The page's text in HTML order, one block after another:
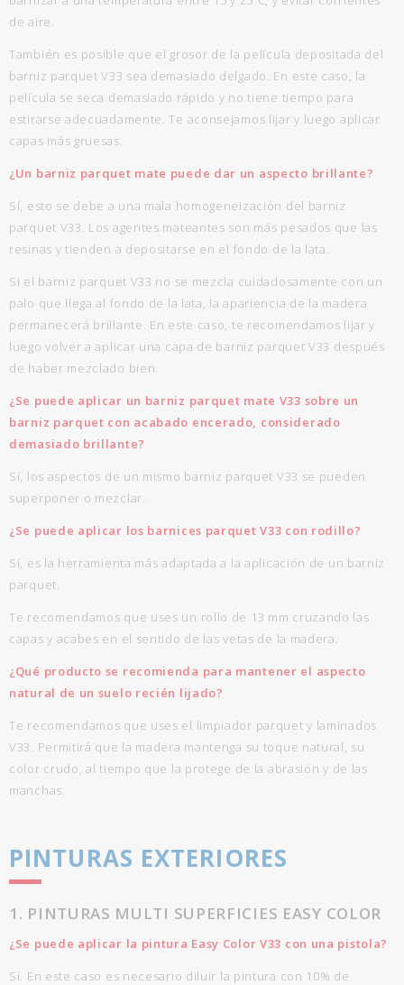
de aire.
También es posible que el grosor de la película depositada del
barniz parquet V33 sea demasiado delgado. En este caso, la
película se seca demasiado rápido y no tiene tiempo para
estirarse adecuadamente. Te aconsejamos lijar y luego aplicar
capas más gruesas.
¿Un barniz parquet mate puede dar un aspecto brillante?
Sí, esto se debe a una mala homogeneización del barniz
parquet V33. Los agentes mateantes son más pesados ​​que las
resinas y tienden a depositarse en el fondo de la lata.
Si el barniz parquet V33 no se mezcla cuidadosamente con un
palo que llega al fondo de la lata, la apariencia de la madera
permanecerá brillante. En este caso, te recomendamos lijar y
luego volver a aplicar una capa de barniz parquet V33 después
de haber mezclado bien.
¿Se puede aplicar un barniz parquet mate V33 sobre un
barniz parquet con acabado encerado, considerado
demasiado brillante?
Sí, los aspectos de un mismo barniz parquet V33 se pueden
superponer o mezclar.
¿Se puede aplicar los barnices parquet V33 con rodillo?
Sí, es la herramienta más adaptada a la aplicación de un barniz
parquet.
Te recomendamos que uses un rollo de 13 mm cruzando las
capas y acabes en el sentido de las vetas de la madera.
¿Qué producto se recomienda para mantener el aspecto
natural de un suelo recién lijado?
Te recomendamos que uses el limpiador parquet y laminados
V33. Permitirá que la madera mantenga su toque natural, su
color crudo, al tiempo que la protege de la abrasión y de las
manchas.
PINTURAS EXTERIORES
1. PINTURAS MULTI SUPERFICIES EASY COLOR
¿Se puede aplicar la pintura Easy Color V33 con una pistola?
Sí. En este caso es necesario diluir la pintura con 10% de